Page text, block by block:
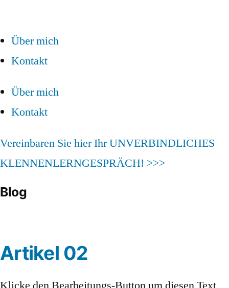
Über mich
Kontakt
Über mich
Kontakt
Vereinbaren Sie hier Ihr UNVERBINDLICHES
KLENNENLERNGESPRÄCH! >>>
Blog
Artikel 02